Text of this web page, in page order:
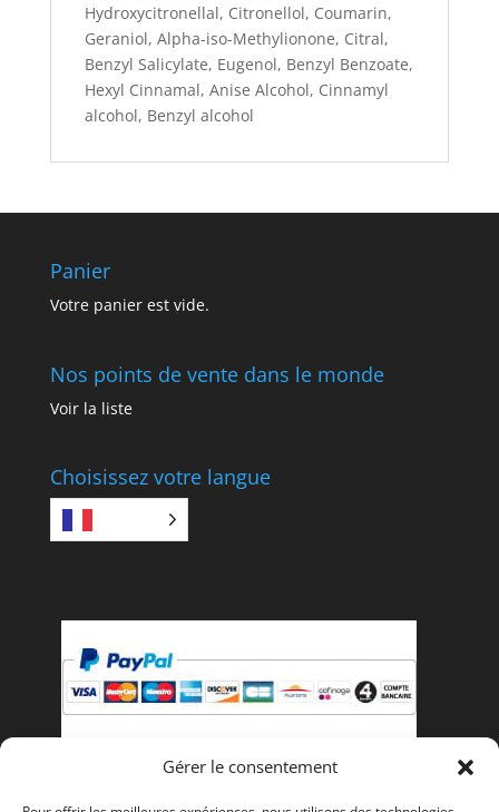
Gérer le consentement
Hydroxycitronellal, Citronellol, Coumarin,
Geraniol, Alpha-iso-Methylionone, Citral,
Benzyl Salicylate, Eugenol, Benzyl Benzoate,
Hexyl Cinnamal, Anise Alcohol, Cinnamyl
alcohol, Benzyl alcohol
Panier
Votre panier est vide.
Nos points de vente dans le monde
Voir la liste
Choisissez votre langue